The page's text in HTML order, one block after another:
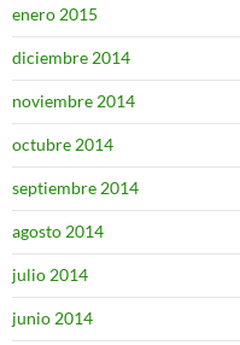
enero 2015
diciembre 2014
noviembre 2014
octubre 2014
septiembre 2014
agosto 2014
julio 2014
junio 2014